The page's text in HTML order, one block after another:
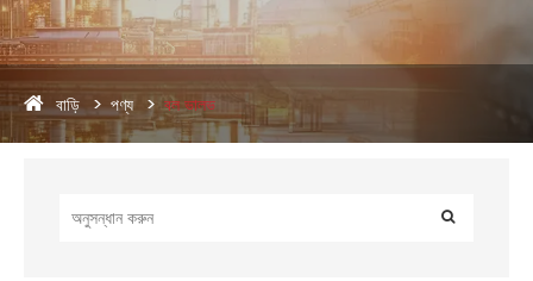
বাড়ি পণ্য বল ভালভ